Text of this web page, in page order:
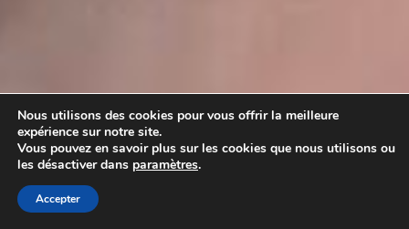
Nous utilisons des cookies pour vous offrir la meilleure
expérience sur notre site.
Vous pouvez en savoir plus sur les cookies que nous utilisons ou
les désactiver dans paramètres.
Accepter